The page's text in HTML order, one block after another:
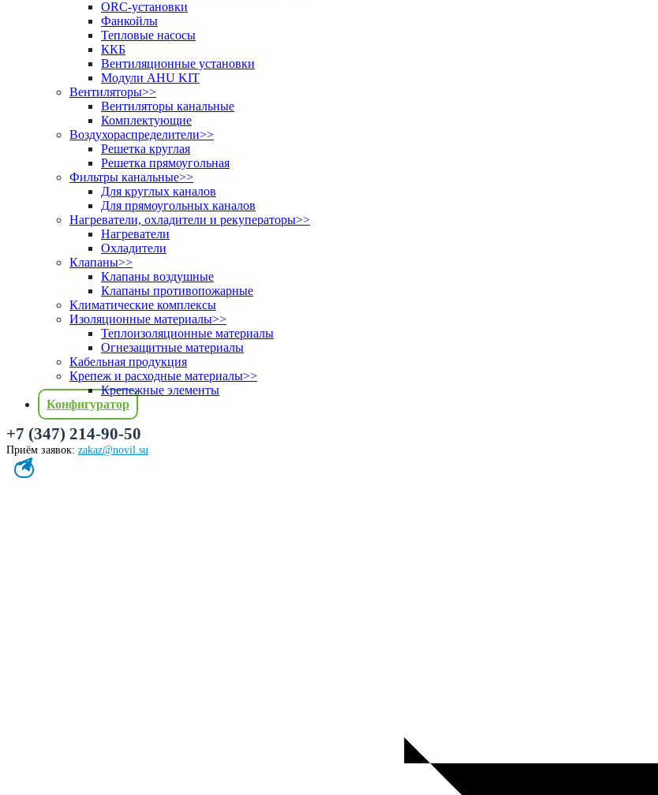
ORC-установки
Фанкойлы
Тепловые насосы
ККБ
Вентиляционные установки
Модули AHU KIT
Вентиляторы>>
Вентиляторы канальные
Комплектующие
Воздухораспределители>>
Решетка круглая
Решетка прямоугольная
Фильтры канальные>>
Для круглых каналов
Для прямоугольных каналов
Нагреватели, охладители и рекуператоры>>
Нагреватели
Охладители
Клапаны>>
Клапаны воздушные
Клапаны противопожарные
Климатические комплексы
Изоляционные материалы>>
Теплоизоляционные материалы
Огнезащитные материалы
Кабельная продукция
Крепеж и расходные материалы>>
Крепежные элементы
Конфигуратор
+7 (347) 214-90-50
Приём заявок: zakaz@novil.su